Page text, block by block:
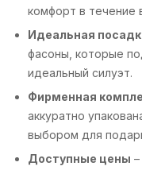
комфорт в течение
Идеальная
фасоны, которые
идеальный силуэт.
Фирменная
аккуратно
выбором для
Доступные цены